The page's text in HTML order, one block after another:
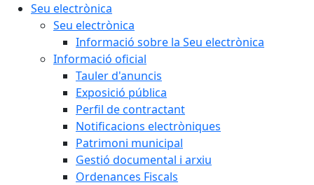
Seu electrònica
Seu electrònica
Informació sobre la Seu electrònica
Informació oficial
Tauler d'anuncis
Exposició pública
Perfil de contractant
Notificacions electròniques
Patrimoni municipal
Gestió documental i arxiu
Ordenances Fiscals